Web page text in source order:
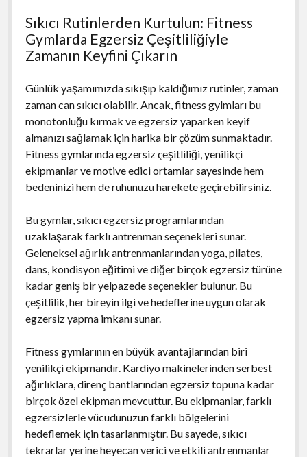
Sıkıcı Rutinlerden Kurtulun: Fitness
Gymlarda Egzersiz Çeşitliliğiyle
Zamanın Keyfini Çıkarın
Günlük yaşamımızda sıkışıp kaldığımız rutinler, zaman
zaman can sıkıcı olabilir. Ancak, fitness gylmları bu
monotonluğu kırmak ve egzersiz yaparken keyif
almanızı sağlamak için harika bir çözüm sunmaktadır.
Fitness gymlarında egzersiz çeşitliliği, yenilikçi
ekipmanlar ve motive edici ortamlar sayesinde hem
bedeninizi hem de ruhunuzu harekete geçirebilirsiniz.
Bu gymlar, sıkıcı egzersiz programlarından
uzaklaşarak farklı antrenman seçenekleri sunar.
Geleneksel ağırlık antrenmanlarından yoga, pilates,
dans, kondisyon eğitimi ve diğer birçok egzersiz türüne
kadar geniş bir yelpazede seçenekler bulunur. Bu
çeşitlilik, her bireyin ilgi ve hedeflerine uygun olarak
egzersiz yapma imkanı sunar.
Fitness gymlarının en büyük avantajlarından biri
yenilikçi ekipmandır. Kardiyo makinelerinden serbest
ağırlıklara, direnç bantlarından egzersiz topuna kadar
birçok özel ekipman mevcuttur. Bu ekipmanlar, farklı
egzersizlerle vücudunuzun farklı bölgelerini
hedeflemek için tasarlanmıştır. Bu sayede, sıkıcı
tekrarlar yerine heyecan verici ve etkili antrenmanlar